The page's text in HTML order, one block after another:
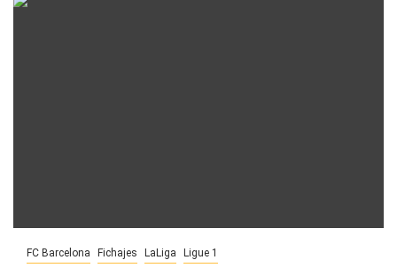
FC Barcelona Fichajes LaLiga Ligue 1